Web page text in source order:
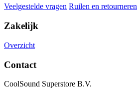
Veelgestelde vragen Ruilen en retourneren
Zakelijk
Overzicht
Contact
CoolSound Superstore B.V.